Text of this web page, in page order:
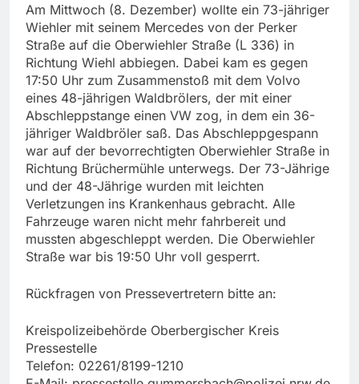
Am Mittwoch (8. Dezember) wollte ein 73-jähriger
Wiehler mit seinem Mercedes von der Perker
Straße auf die Oberwiehler Straße (L 336) in
Richtung Wiehl abbiegen. Dabei kam es gegen
17:50 Uhr zum Zusammenstoß mit dem Volvo
eines 48-jährigen Waldbrölers, der mit einer
Abschleppstange einen VW zog, in dem ein 36-
jähriger Waldbröler saß. Das Abschleppgespann
war auf der bevorrechtigten Oberwiehler Straße in
Richtung Brüchermühle unterwegs. Der 73-Jährige
und der 48-Jährige wurden mit leichten
Verletzungen ins Krankenhaus gebracht. Alle
Fahrzeuge waren nicht mehr fahrbereit und
mussten abgeschleppt werden. Die Oberwiehler
Straße war bis 19:50 Uhr voll gesperrt.
Rückfragen von Pressevertretern bitte an:
Kreispolizeibehörde Oberbergischer Kreis
Pressestelle
Telefon: 02261/8199-1210